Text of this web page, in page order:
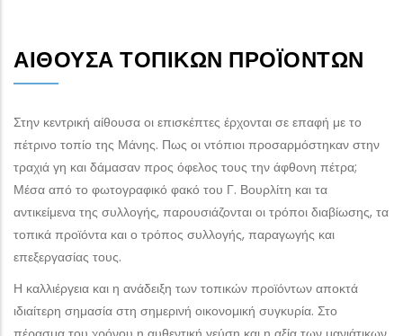
ΑΊΘΟΥΣΑ ΤΟΠΙΚΏΝ ΠΡΟΪΌΝΤΩΝ
Στην κεντρική αίθουσα οι επισκέπτες έρχονται σε επαφή με το
πέτρινο τοπίο της Μάνης. Πως οι ντόπιοι προσαρμόστηκαν στην
τραχιά γη και δάμασαν προς όφελος τους την άφθονη πέτρα;
Μέσα από το φωτογραφικό φακό του Γ. Βουρλίτη και τα
αντικείμενα της συλλογής, παρουσιάζονται οι τρόποι διαβίωσης, τα
τοπικά προϊόντα και ο τρόπος συλλογής, παραγωγής και
επεξεργασίας τους.
Η καλλιέργεια και η ανάδειξη των τοπικών προϊόντων αποκτά
ιδιαίτερη σημασία στη σημερινή οικονομική συγκυρία. Στο